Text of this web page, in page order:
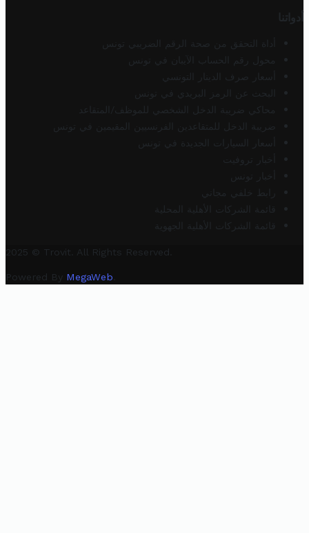
أدواتنا
أداة التحقق من صحة الرقم الضريبي تونس
محول رقم الحساب الآيبان في تونس
أسعار صرف الدينار التونسي
البحث عن الرمز البريدي في تونس
محاكي ضريبة الدخل الشخصي للموظف/المتقاعد
ضريبة الدخل للمتقاعدين الفرنسيين المقيمين في تونس
أسعار السيارات الجديدة في تونس
أخبار تروفيت
أخبار تونس
رابط خلفي مجاني
قائمة الشركات الأهلية المحلية
قائمة الشركات الأهلية الجهوية
2025 © Trovit. All Rights Reserved.
Powered By MegaWeb